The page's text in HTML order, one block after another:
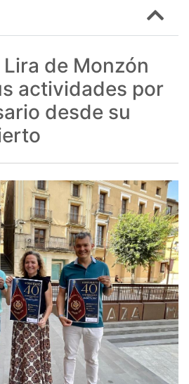
Lira de Monzón
actividades por
desde su